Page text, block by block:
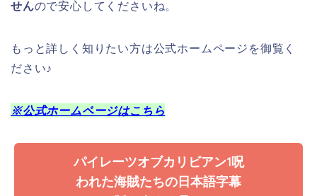
※ただし無料期間中に退会しないと月額料金が
けて解約することを忘れないでください♪
TSUTAYA TVが一番おすすめではありますがもし電波
がない飛行機や新幹線、通信料が気になる方に